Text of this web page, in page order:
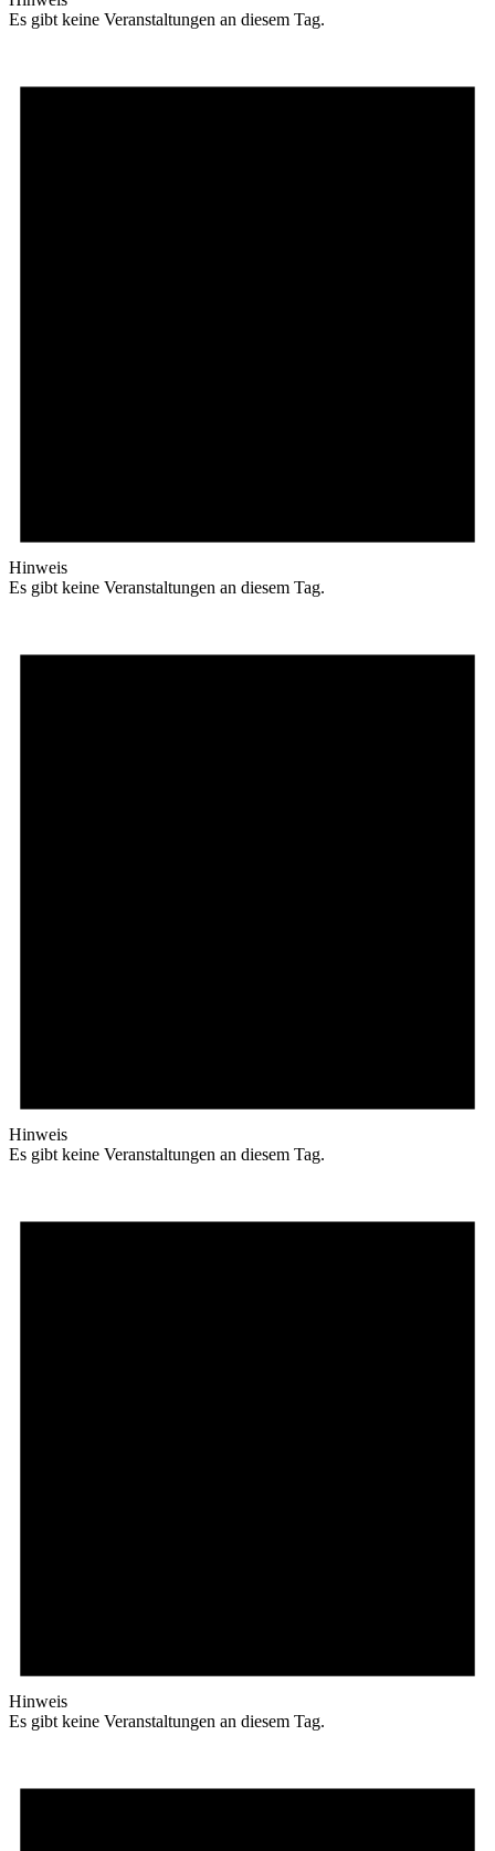
Es gibt keine Veranstaltungen an diesem Tag.
Hinweis
Es gibt keine Veranstaltungen an diesem Tag.
Hinweis
Es gibt keine Veranstaltungen an diesem Tag.
Hinweis
Es gibt keine Veranstaltungen an diesem Tag.